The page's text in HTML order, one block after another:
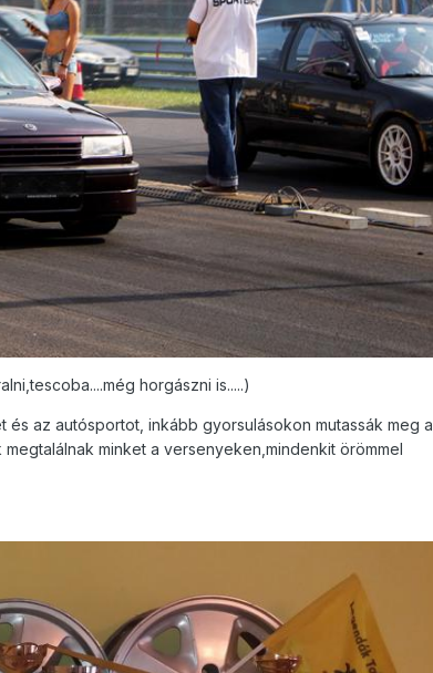
horgászni is.....)
az autósportot, inkább gyorsulásokon mutassák meg a
minket a versenyeken,mindenkit örömmel